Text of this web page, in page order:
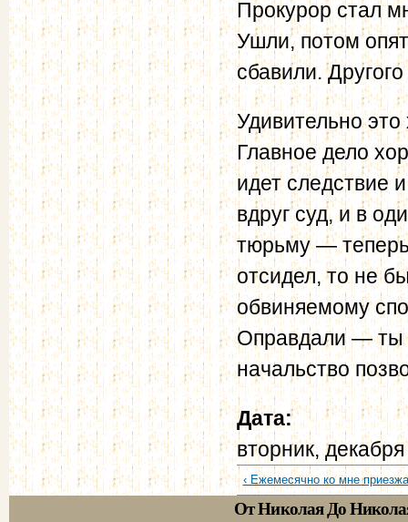
Прокурор стал
Ушли, потом
сбавили.
Удивительно
Главное дело
идет следствие
вдруг суд, и в
тюрьму — теперь
отсидел, то не
обвиняемому
Оправдали — ты
начальство
Дата:
вторник,
‹ Ежемесячно ко мне
От Николая До